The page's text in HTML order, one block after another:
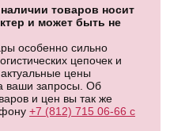
товаров носит
и может быть не
особенно сильно
цепочек и
цены
ваши запросы. Об
и цен вы так же
+7 (812) 715 06-66 с